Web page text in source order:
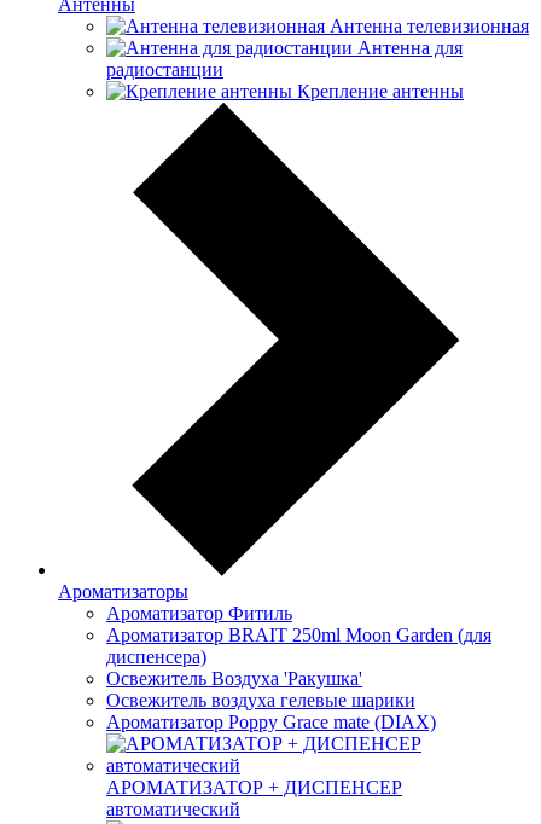
Антенна телевизионная
Антенна для
радиостанции
Крепление антенны
Ароматизаторы
Ароматизатор Фитиль
Ароматизатор BRAIT 250ml Moon Garden (для
диспенсера)
Освежитель Воздуха 'Ракушка'
Освежитель воздуха гелевые шарики
Ароматизатор Poppy Grace mate (DIAX)
АРОМАТИЗАТОР + ДИСПЕНСЕР
автоматический